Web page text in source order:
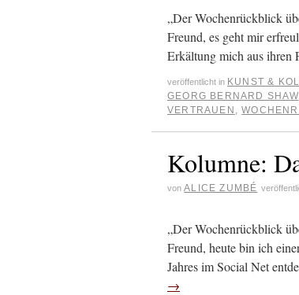
„Der Wochenrückblick
Freund, es geht mir
Erkältung mich aus ihren
veröffentlicht in KUNST &
GEORG BERNARD SHAW
VERTRAUEN ,
Kolumne:
von ALICE ZUMBÉ
„Der Wochenrückblick
Freund, heute bin ich
Jahres im Social Net
→